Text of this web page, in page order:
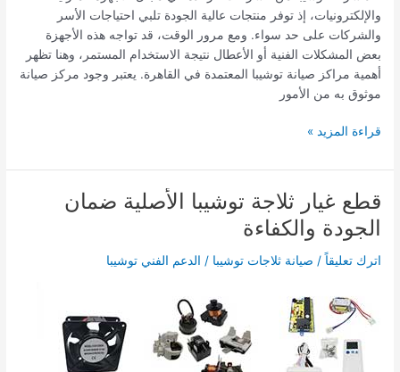
والإلكترونيات، إذ توفر منتجات عالية الجودة تلبي احتياجات الأسر
والشركات على حد سواء. ومع مرور الوقت، قد تواجه هذه الأجهزة
بعض المشكلات الفنية أو الأعطال نتيجة الاستخدام المستمر، وهنا تظهر
أهمية مراكز صيانة توشيبا المعتمدة في القاهرة. يعتبر وجود مركز صيانة
موثوق به من الأمور
01010271510
قراءة المزيد »
قطع غيار ثلاجة توشيبا الأصلية ضمان
الجودة والكفاءة
اترك تعليقاً / صيانة ثلاجات توشيبا / الدعم الفني توشيبا
قطع
غيار
ثلاجة
توشيبا
الجودة